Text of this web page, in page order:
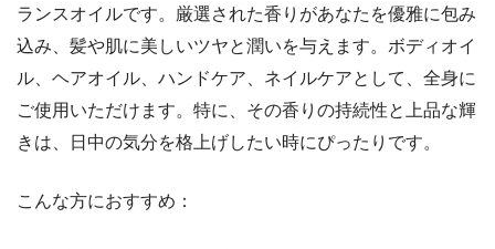
ランスオイルです。厳選された香りがあなたを優雅に包み
込み、髪や肌に美しいツヤと潤いを与えます。ボディオイ
ル、ヘアオイル、ハンドケア、ネイルケアとして、全身に
ご使用いただけます。特に、その香りの持続性と上品な輝
きは、日中の気分を格上げしたい時にぴったりです。
こんな方におすすめ：